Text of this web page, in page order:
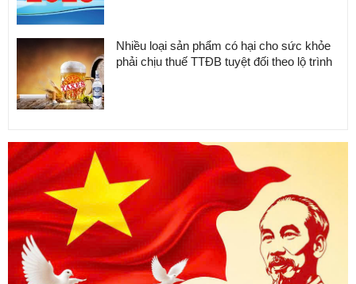
Nhiều loại sản phẩm có hại cho sức khỏe
phải chịu thuế TTĐB tuyệt đối theo lộ trình